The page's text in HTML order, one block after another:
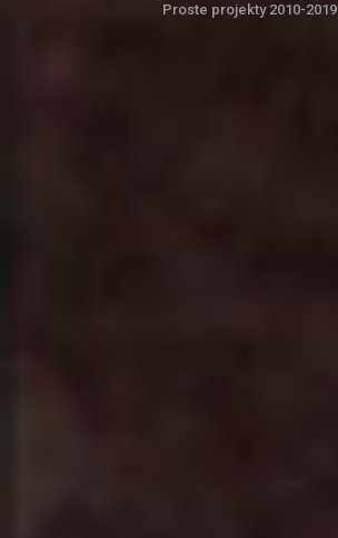
Proste projekty 2010-2019